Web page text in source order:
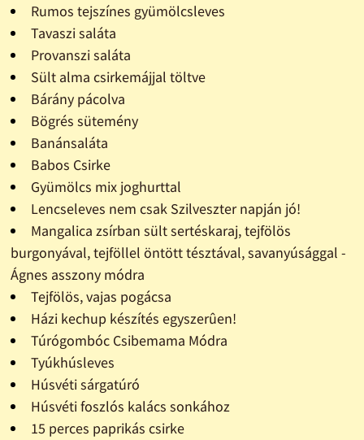
Rumos tejszínes gyümölcsleves
Tavaszi saláta
Provanszi saláta
Sült alma csirkemájjal töltve
Bárány pácolva
Bögrés sütemény
Banánsaláta
Babos Csirke
Gyümölcs mix joghurttal
Lencseleves nem csak Szilveszter napján jó!
Mangalica zsírban sült sertéskaraj, tejfölös
burgonyával, tejföllel öntött tésztával, savanyúsággal -
Ágnes asszony módra
Tejfölös, vajas pogácsa
Házi kechup készítés egyszerûen!
Túrógombóc Csibemama Módra
Tyúkhúsleves
Húsvéti sárgatúró
Húsvéti foszlós kalács sonkához
15 perces paprikás csirke